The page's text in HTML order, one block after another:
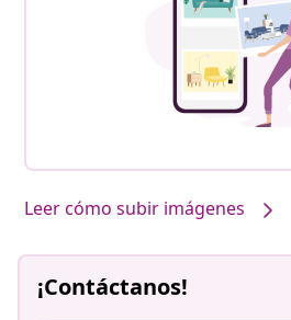
Leer cómo subir imágenes
¡Contáctanos!